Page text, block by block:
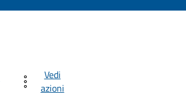
Vedi
azioni